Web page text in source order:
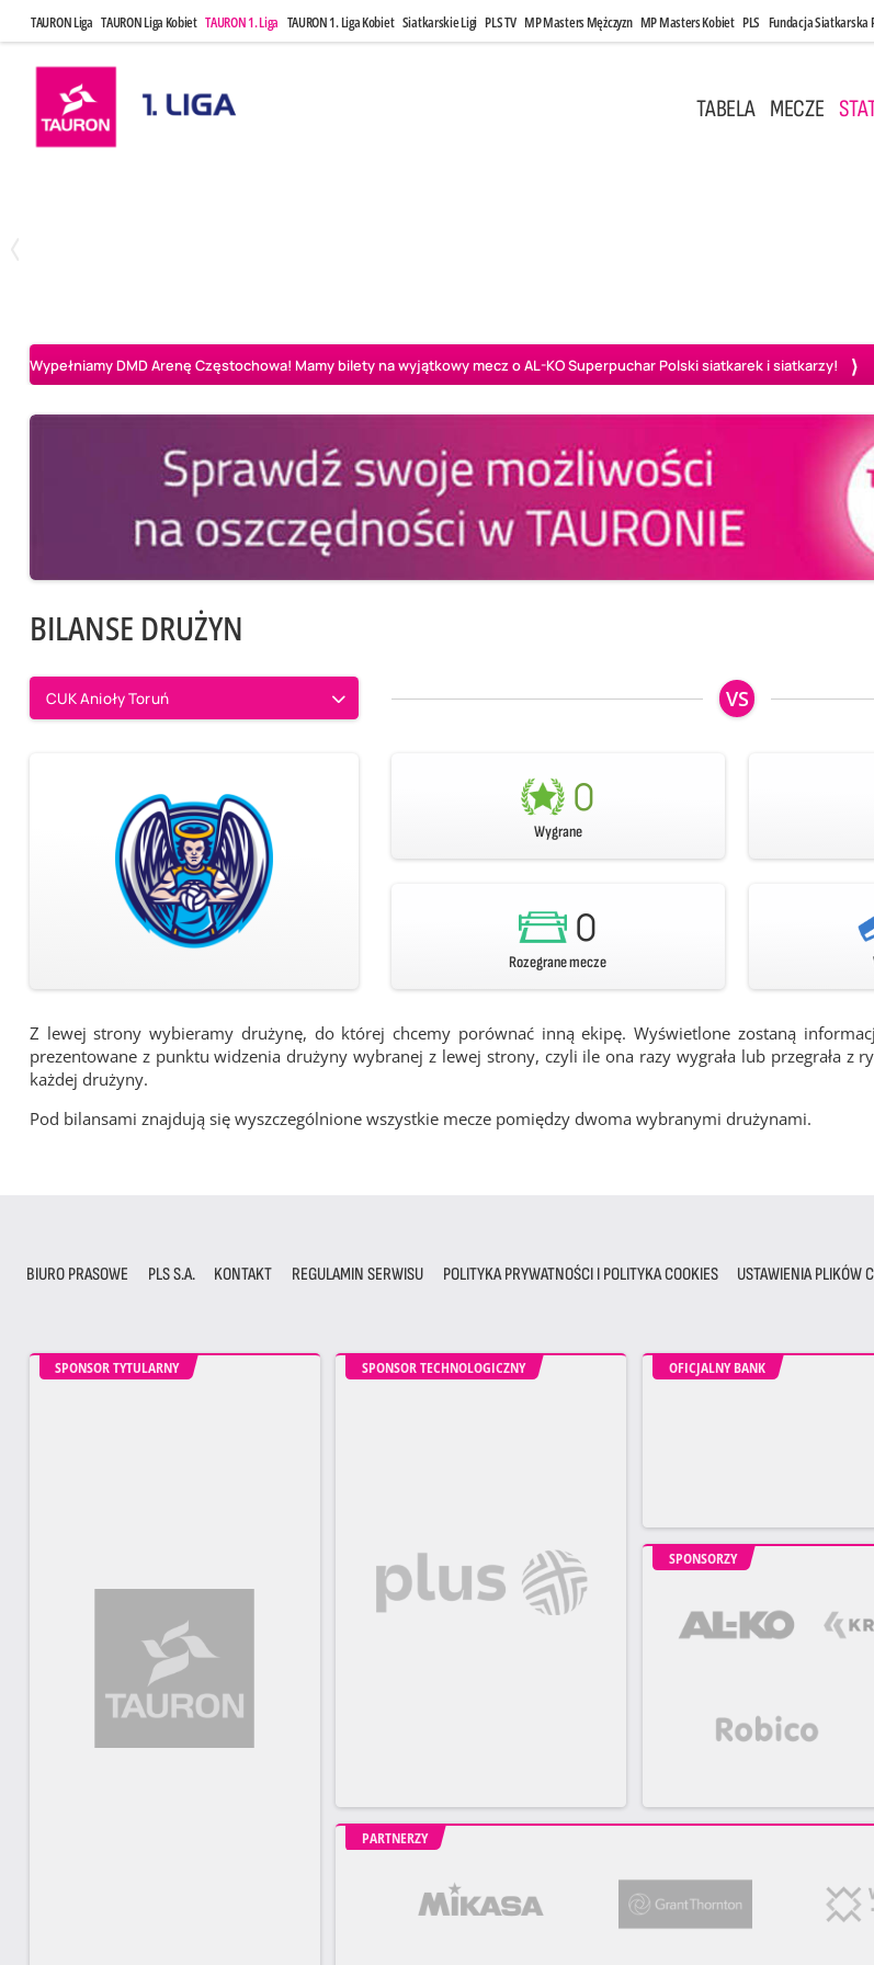
TAURON Liga TAURON Liga Kobiet TAURON 1. Liga TAURON 1. Liga Kobiet Siatkarskie Ligi PLS TV MP Masters Mężczyzn MP Masters Kobiet PLS Fundacja Siatkarska
TABELA MECZE
Wypełniamy DMD Arenę Częstochowa! Mamy bilety na wyjątkowy mecz o AL-KO Superpuchar Polski siatkarek i siatkarzy!
BILANSE DRUŻYN
CUK Anioły Toruń VS
0
Wygrane
0
Rozegrane mecze
Z lewej strony wybieramy drużynę, do której chcemy porównać inną ekipę. Wyświetlone zostaną
prezentowane z punktu widzenia drużyny wybranej z lewej strony, czyli ile ona razy wygrała lub przegrała
każdej drużyny.
Pod bilansami znajdują się wyszczególnione wszystkie mecze pomiędzy dwoma wybranymi drużynami.
BIURO PRASOWE PLS S.A. KONTAKT REGULAMIN SERWISU POLITYKA PRYWATNOŚCI I POLITYKA COOKIES USTAWIENIA PLIKÓW
SPONSOR TYTULARNY SPONSOR TECHNOLOGICZNY OFICJALNY BANK
SPONSORZY
PARTNERZY